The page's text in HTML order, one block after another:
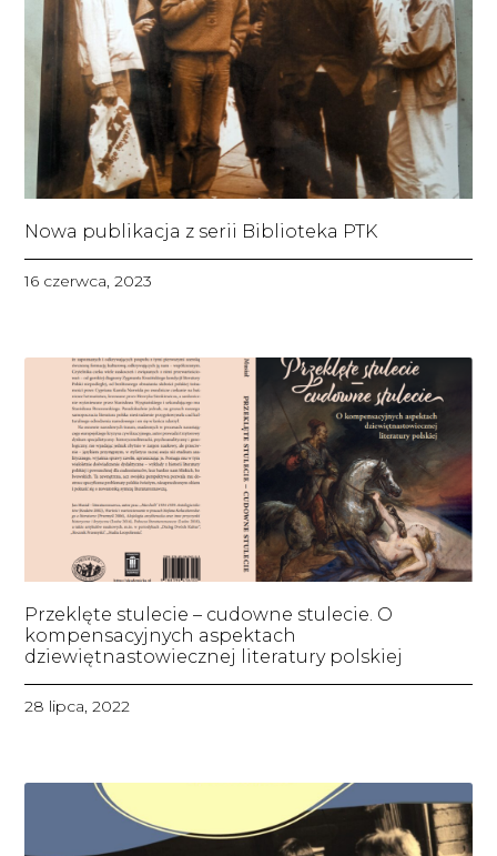
Nowa publikacja z serii Biblioteka PTK
16 czerwca, 2023
Przeklęte stulecie – cudowne stulecie. O
kompensacyjnych aspektach
dziewiętnastowiecznej literatury polskiej
28 lipca, 2022